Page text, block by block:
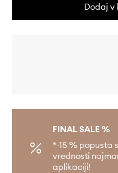
Dodaj v
FINAL SALE %
*-15 % popusta
vrednosti
aplikaciji!